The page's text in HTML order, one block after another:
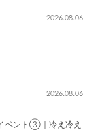
2026.08.06
2026.08.06
ベント③｜冷え冷え